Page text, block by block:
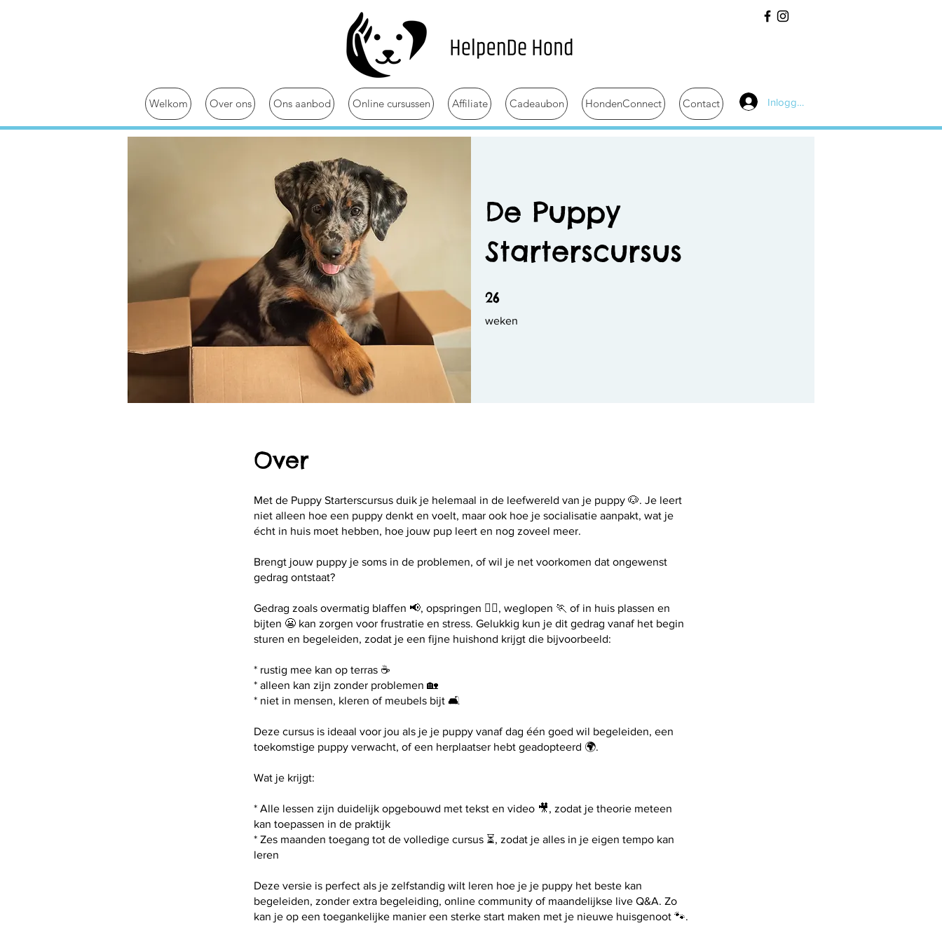
Welkom Over ons Ons aanbod Online cursussen Affiliate Cadeaubon HondenConnect Contact Inloggen
De Puppy
Starterscursus
26
weken
26 weken
Over
Met de Puppy Starterscursus duik je helemaal in de leefwereld van je puppy 🐶. Je leert
niet alleen hoe een puppy denkt en voelt, maar ook hoe je socialisatie aanpakt, wat je
écht in huis moet hebben, hoe jouw pup leert en nog zoveel meer.
Brengt jouw puppy je soms in de problemen, of wil je net voorkomen dat ongewenst
gedrag ontstaat?
Gedrag zoals overmatig blaffen 📢, opspringen 🙋‍♂️, weglopen 🏃 of in huis plassen en
bijten 😬 kan zorgen voor frustratie en stress. Gelukkig kun je dit gedrag vanaf het begin
sturen en begeleiden, zodat je een fijne huishond krijgt die bijvoorbeeld:
* rustig mee kan op terras ☕
* alleen kan zijn zonder problemen 🏡
* niet in mensen, kleren of meubels bijt 🛋️
Deze cursus is ideaal voor jou als je je puppy vanaf dag één goed wil begeleiden, een
toekomstige puppy verwacht, of een herplaatser hebt geadopteerd 🌍.
Wat je krijgt:
* Alle lessen zijn duidelijk opgebouwd met tekst en video 🎥, zodat je theorie meteen
kan toepassen in de praktijk
* Zes maanden toegang tot de volledige cursus ⏳, zodat je alles in je eigen tempo kan
leren
Deze versie is perfect als je zelfstandig wilt leren hoe je je puppy het beste kan
begeleiden, zonder extra begeleiding, online community of maandelijkse live Q&A. Zo